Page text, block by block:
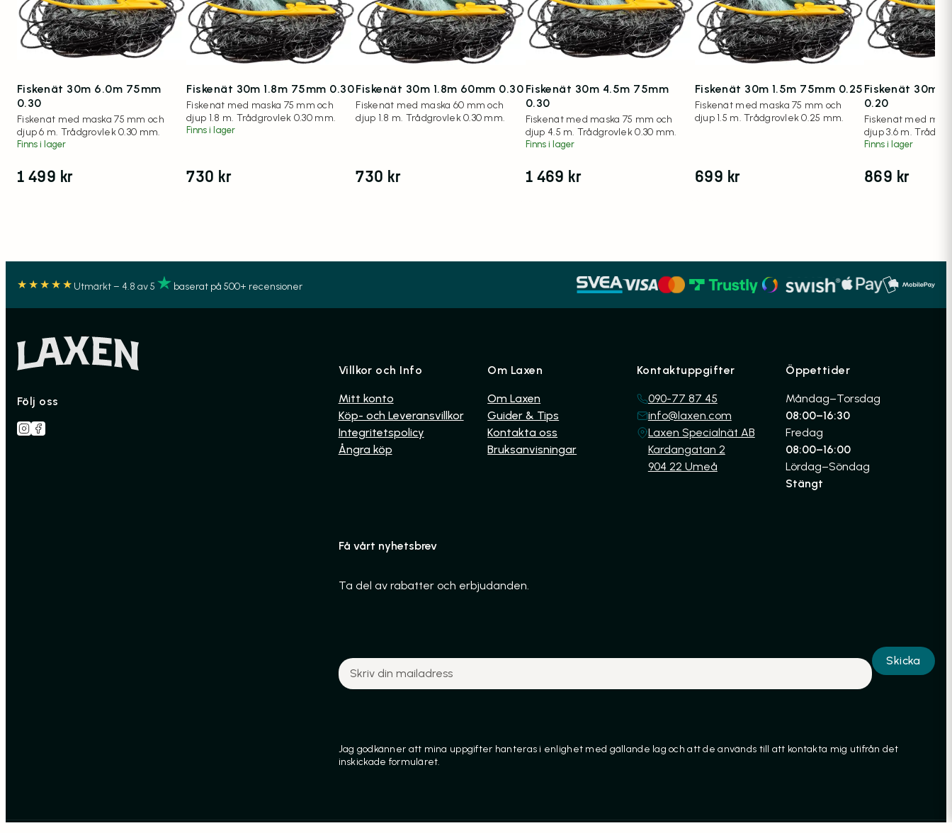
Fiskenät 30m 6.0m 75mm
0.30
Fiskenät med maska 75 mm och
djup 6 m. Trådgrovlek 0.30 mm.
Finns i lager
1 499 kr
Fiskenät 30m 1.8m 75mm 0.30
Fiskenät med maska 75 mm och
djup 1.8 m. Trådgrovlek 0.30 mm.
Finns i lager
730 kr
Fiskenät 30m 1.8m 60mm 0.30
Fiskenät med maska 60 mm och
djup 1.8 m. Trådgrovlek 0.30 mm.
730 kr
Fiskenät 30m 4.5m 75mm
0.30
Fiskenät med maska 75 mm och
djup 4.5 m. Trådgrovlek 0.30 mm.
Finns i lager
1 469 kr
Fiskenät 30m 1.5m 75mm 0.25
Fiskenät med maska 75 mm och
djup 1.5 m. Trådgrovlek 0.25 mm.
699 kr
Fiskenät 30m
0.20
Fiskenät med
djup 3.6 m.
Finns i lager
869 kr
★★★★★ Utmärkt – 4.8 av 5 baserat på 500+ recensioner
Följ oss
Villkor och Info
Mitt konto
Köp- och Leveransvillkor
Integritetspolicy
Ångra köp
Om Laxen
Om Laxen
Guider & Tips
Kontakta oss
Bruksanvisningar
Kontaktuppgifter
090-77 87 45
info@laxen.com
Laxen Specialnät AB
Kardangatan 2
904 22 Umeå
Öppettider
Måndag–Torsdag
08:00–16:30
Fredag
08:00–16:00
Lördag–Söndag
Stängt
Få vårt nyhetsbrev
Ta del av rabatter och erbjudanden.
Skicka
Jag godkänner att mina uppgifter hanteras i enlighet med gällande lag och att de används till att kontakta mig utifrån det
inskickade formuläret.